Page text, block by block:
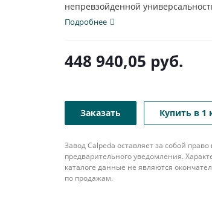
непревзойденной
Подробнее
448 940,05 руб.
Заказать Купить в 1
Завод Calpeda оставляет за собой
предварительного уведомления.
каталоге данные не являются
по продажам.